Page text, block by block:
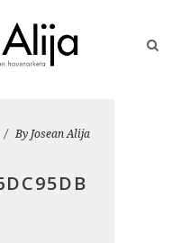
By Josean Alija